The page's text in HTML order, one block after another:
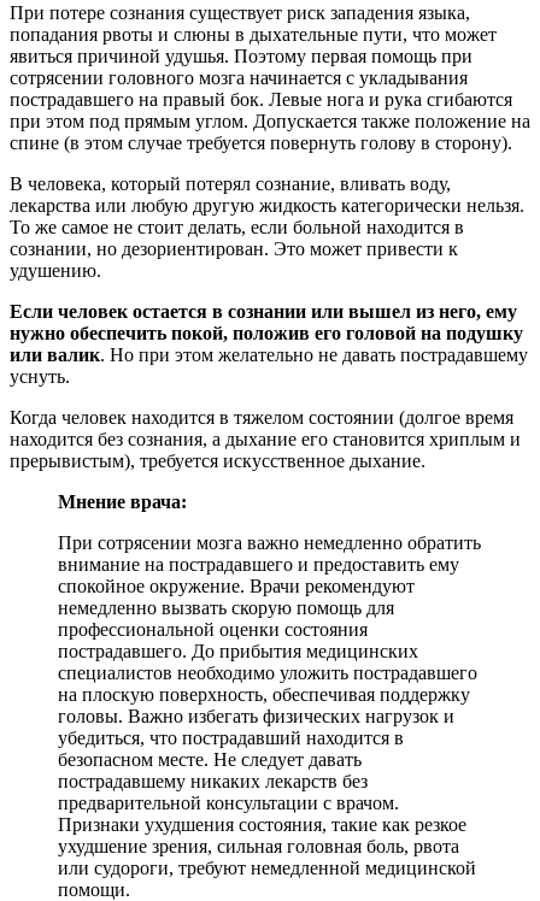
При потере сознания существует риск западения языка,
попадания рвоты и слюны в дыхательные пути, что может
явиться причиной удушья. Поэтому первая помощь при
сотрясении головного мозга начинается с укладывания
пострадавшего на правый бок. Левые нога и рука сгибаются
при этом под прямым углом. Допускается также положение на
спине (в этом случае требуется повернуть голову в сторону).
В человека, который потерял сознание, вливать воду,
лекарства или любую другую жидкость категорически нельзя.
То же самое не стоит делать, если больной находится в
сознании, но дезориентирован. Это может привести к
удушению.
Если человек остается в сознании или вышел из него, ему
нужно обеспечить покой, положив его головой на подушку
или валик. Но при этом желательно не давать пострадавшему
уснуть.
Когда человек находится в тяжелом состоянии (долгое время
находится без сознания, а дыхание его становится хриплым и
прерывистым), требуется искусственное дыхание.
Мнение врача:
При сотрясении мозга важно немедленно обратить
внимание на пострадавшего и предоставить ему
спокойное окружение. Врачи рекомендуют
немедленно вызвать скорую помощь для
профессиональной оценки состояния
пострадавшего. До прибытия медицинских
специалистов необходимо уложить пострадавшего
на плоскую поверхность, обеспечивая поддержку
головы. Важно избегать физических нагрузок и
убедиться, что пострадавший находится в
безопасном месте. Не следует давать
пострадавшему никаких лекарств без
предварительной консультации с врачом.
Признаки ухудшения состояния, такие как резкое
ухудшение зрения, сильная головная боль, рвота
или судороги, требуют немедленной медицинской
помощи.